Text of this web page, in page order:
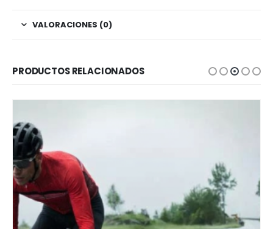
VALORACIONES (0)
PRODUCTOS RELACIONADOS